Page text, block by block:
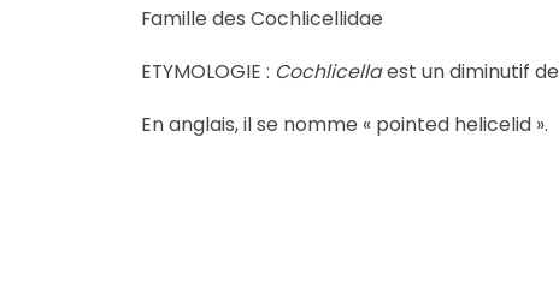
Famille des Cochlicellidae
ETYMOLOGIE : Cochlicellaest un diminutif de
En anglais, il se nomme « pointed helicelid ».